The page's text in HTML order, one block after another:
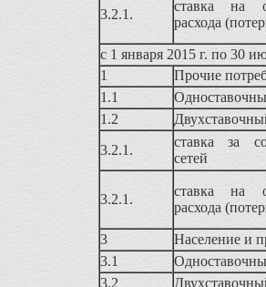
3.2.1.
ставка на
расхода
с 1 января 2015 г. по 30
1
Прочие
1.1
1.2
3.2.1.
ставка за
сетей
3.2.1.
ставка на
расхода
3
Население и
3.1
3.2